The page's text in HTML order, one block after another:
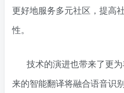
更好地服务多元社区，提高
性。
技术的演进也带来了更
来的智能翻译将融合语音识